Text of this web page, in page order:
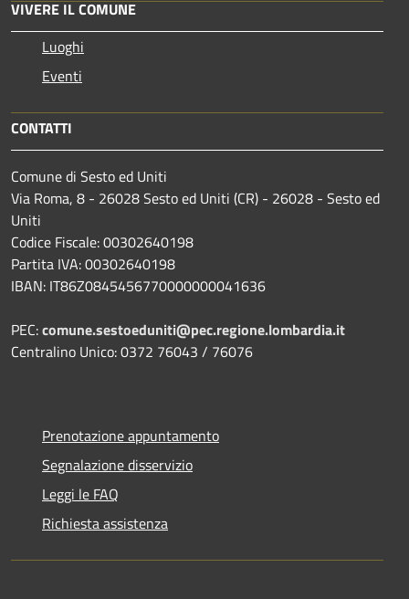
VIVERE IL COMUNE
Luoghi
Eventi
CONTATTI
Comune di Sesto ed Uniti
Via Roma, 8 - 26028 Sesto ed Uniti (CR) - 26028 - Sesto ed
Uniti
Codice Fiscale: 00302640198
Partita IVA: 00302640198
IBAN: IT86Z0845456770000000041636
PEC:comune.sestoeduniti@pec.regione.lombardia.it
Centralino Unico: 0372 76043 / 76076
Prenotazione appuntamento
Segnalazione disservizio
Leggi le FAQ
Richiesta assistenza